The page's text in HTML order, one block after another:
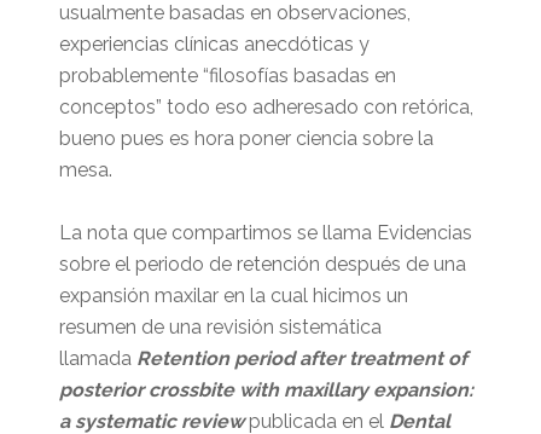
usualmente basadas en observaciones,
experiencias clínicas anecdóticas y
probablemente “filosofías basadas en
conceptos” todo eso adheresado con retórica,
bueno pues es hora poner ciencia sobre la
mesa.
La nota que compartimos se llama Evidencias
sobre el periodo de retención después de una
expansión maxilar en la cual hicimos un
resumen de una revisión sistemática
llamada Retention period after treatment of
posterior crossbite with maxillary expansion:
a systematic reviewpublicada en el Dental